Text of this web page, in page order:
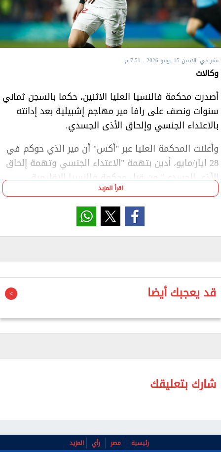
نشر في: الإثنين 15 يونيو 2026 - 7:51 م
وكالات
أصدرت محكمة فالنسيا العليا الاثنين، حكما بالسجن ثماني
سنوات ونصف على رافا مير مهاجم إشبيلية بعد إدانته
بالاعتداء الجنسي وإلحاق الأذى الجسدي.
وأعلنت المحكمة العليا عبر "أكس" أن مير الذي حوكم في
28 ايار/مايو، أدين بتهمة "الاعتداء الجنسي وتهمة إلحاق
الأذى الجسدي" من قبل محكمة فالنسيا الإقليمية،
مشيرة إلى أنه لا يزال من الممكن استئناف الحكم.
كما أدين متهم ثانٍ، وهو صديق للاعب، وحُكم عليه
بالسجن سنتين ونصف بتهمة الاعتداء الجنسي وجريمة
وأمرت المحكمة مير الذي دفع ببراءته، بدفع تعويض
للضحية قدره 64 ألف يورو (74 ألف دولار).
وقعت الاعتداءات في الأول من سبتمبر 2024، في منزل
اللاعب بمدينة بيتيرا في فالنسيا، بعدما التقى مير
وانضم إلى ولفرهامبتون في الدوري الإنكليزي الممتاز
أُلقي القبض على مير في الثاني من سبتمبر 2024،
اقرأ المزيد
قد يعجبك أيضا
شارك بتعليقك
رئيسية مصر رأي المزيد